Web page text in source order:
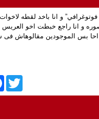
و انا باخد لقطه
و انا راجع خبطت اخو العريس
بس الموجودين مقالوهاش فى
F
a
c
T
w
i